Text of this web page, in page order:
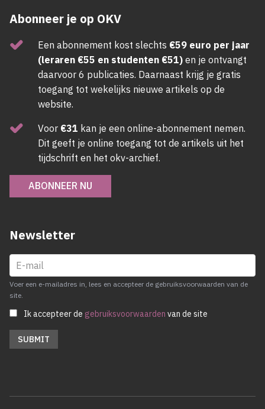
Abonneer je op OKV
Een abonnement kost slechts €59 euro per jaar
(leraren €55 en studenten €51) en je ontvangt
daarvoor 6 publicaties. Daarnaast krijg je gratis
toegang tot wekelijks nieuwe artikels op de
website.
Voor €31 kan je een online-abonnement nemen.
Dit geeft je online toegang tot de artikels uit het
tijdschrift en het okv-archief.
ABONNEER NU
Newsletter
Voer een e-mailadres in, lees en accepteer de gebruiksvoorwaarden van de
site.
Ik accepteer de gebruiksvoorwaarden van de site